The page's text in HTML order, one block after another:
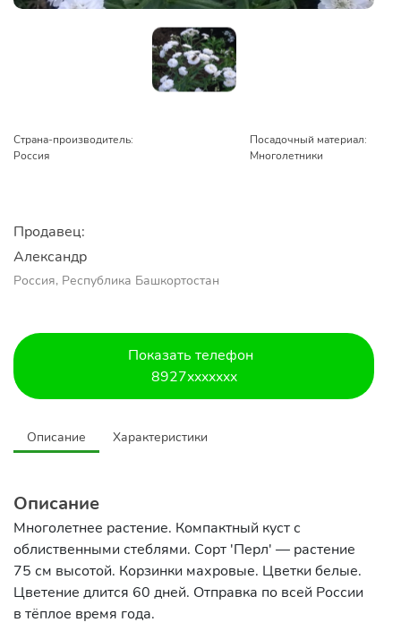
Страна-производитель:
Россия
Посадочный материал:
Многолетники
Продавец:
Александр
Россия, Республика Башкортостан
Показать телефон
8927xxxxxxx
Описание Характеристики
Описание
Многолетнее растение. Компактный куст с
облиственными стеблями. Сорт 'Перл' — растение
75 см высотой. Корзинки махровые. Цветки белые.
Цветение длится 60 дней. Отправка по всей России
в тёплое время года.